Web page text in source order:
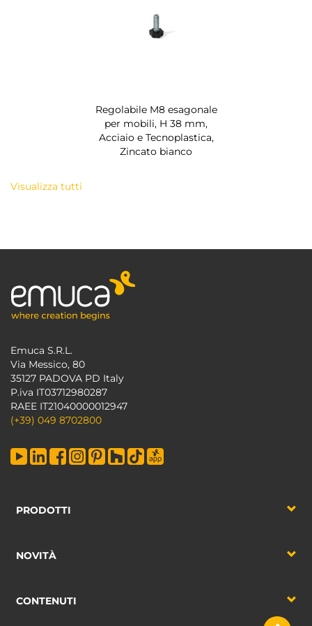
Regolabile M8 esagonale
per mobili, H 38 mm,
Acciaio e Tecnoplastica,
Zincato bianco
Visualizza tutti
Emuca S.R.L.
Via Messico, 80
35127 PADOVA PD Italy
P.iva IT03712980287
RAEE IT21040000012947
(+39) 049 8702800
PRODOTTI
NOVITÀ
CONTENUTI